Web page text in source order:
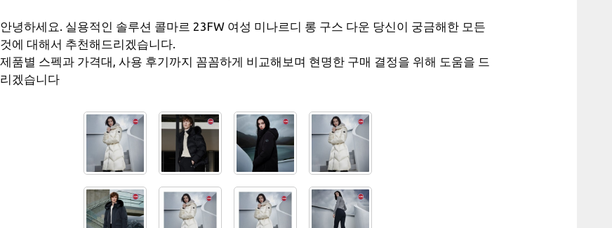
안녕하세요. 실용적인 솔루션 콜마르 23FW 여성 미나르디 롱 구스 다운 당신이 궁금해한 모든
것에 대해서 추천해드리겠습니다.
제품별 스펙과 가격대, 사용 후기까지 꼼꼼하게 비교해보며 현명한 구매 결정을 위해 도움을 드
리겠습니다